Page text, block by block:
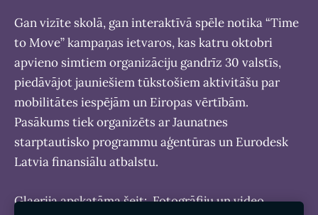
Gan vizīte skolā, gan interaktīvā spēle notika “Time
to Move” kampaņas ietvaros, kas katru oktobri
apvieno simtiem organizāciju gandrīz 30 valstīs,
piedāvājot jauniešiem tūkstošiem aktivitāšu par
mobilitātes iespējām un Eiropas vērtībām.
Pasākums tiek organizēts ar Jaunatnes
starptautisko programmu aģentūras un Eurodesk
Latvia finansiālu atbalstu.
Glaerija apskatāma šeit:Fotogrāfiju un video